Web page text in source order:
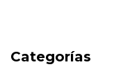
Categorías